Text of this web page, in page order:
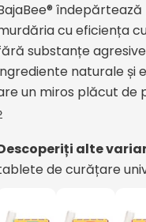
cu eficiența
substanțe
naturale și
un miros plăcut de
alte
de curățare